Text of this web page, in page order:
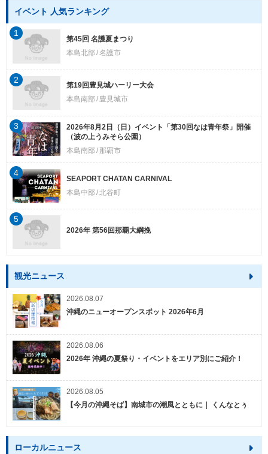
イベント 人気ランキング
第45回 名護夏まつり
本島北部 名護市
1
第19回豊見城ハーリー大会
本島南部
豊見城市
2
2026年8月2日（日）イベント「第30回なは青年祭」開催
（波の上うみそら公園）
本島南部
那覇市
3
SEAPORT CHATAN CARNIVAL
本島中部 北谷町
4
2026年 第56回那覇大綱挽
5
観光ニュース
2026.08.07
沖縄のニューオープンスポット 2026年6月
2026.08.06
2026年 沖縄の夏祭り・イベントをエリア別にご紹介！
2026.08.05
【今月の沖縄そば】南城市の潮風とともに｜ くんなとぅ
ローカルニュース